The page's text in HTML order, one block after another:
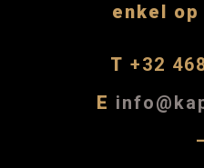
enkel
T +32
E